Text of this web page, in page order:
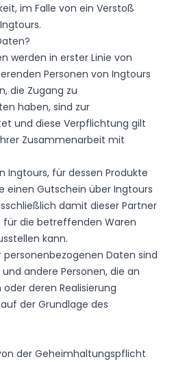
im Falle von ein Verstoß
werden in erster Linie von
Personen von Ingtours
die Zugang zu
haben, sind zur
und diese Verpflichtung gilt
Zusammenarbeit mit
Ingtours, für dessen Produkte
einen Gutschein über Ingtours
damit dieser Partner
für die betreffenden Waren
kann.
Daten sind
andere Personen, die an
deren Realisierung
der Grundlage des
der Geheimhaltungspflicht